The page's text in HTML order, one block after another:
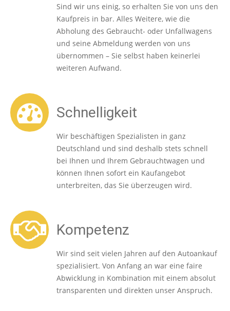
Sind wir uns einig, so erhalten Sie von uns den
Kaufpreis in bar. Alles Weitere, wie die
Abholung des Gebraucht- oder Unfallwagens
und seine Abmeldung werden von uns
übernommen – Sie selbst haben keinerlei
weiteren Aufwand.
Schnelligkeit
Wir beschäftigen Spezialisten in ganz
Deutschland und sind deshalb stets schnell
bei Ihnen und Ihrem Gebrauchtwagen und
können Ihnen sofort ein Kaufangebot
unterbreiten, das Sie überzeugen wird.
Kompetenz
Wir sind seit vielen Jahren auf den Autoankauf
spezialisiert. Von Anfang an war eine faire
Abwicklung in Kombination mit einem absolut
transparenten und direkten unser Anspruch.